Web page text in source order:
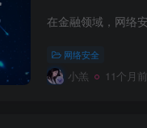
网络安全
小羔 11个月前